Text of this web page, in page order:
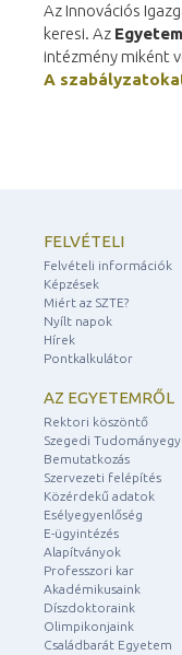
Az Innovációs
keresi. Az
intézmény miként
A
FELVÉTELI
Felvételi információk
Képzések
Miért az SZTE?
Nyílt napok
Hírek
Pontkalkulátor
AZ EGYETEMRŐL
Rektori köszöntő
Szegedi
Bemutatkozás
Szervezeti felépítés
Közérdekű adatok
Esélyegyenlőség
E-ügyintézés
Alapítványok
Professzori kar
Akadémikusaink
Díszdoktoraink
Olimpikonjaink
Családbarát Egyetem